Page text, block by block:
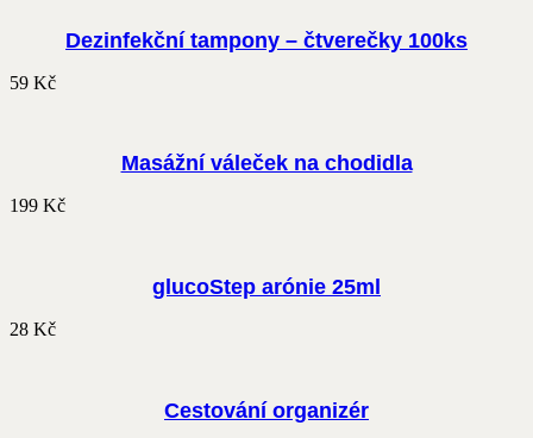
Dezinfekční tampony – čtverečky 100ks
59 Kč
Masážní váleček na chodidla
199 Kč
glucoStep arónie 25ml
28 Kč
Cestování organizér